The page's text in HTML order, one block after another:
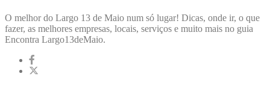
O melhor do Largo 13 de Maio num só lugar! Dicas, onde ir, o que
fazer, as melhores empresas, locais, serviços e muito mais no guia
Encontra Largo13deMaio.